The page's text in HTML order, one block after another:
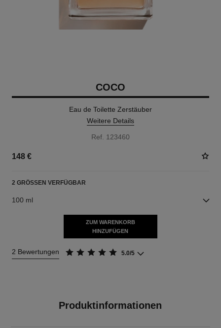
COCO
Eau de Toilette Zerstäuber
Weitere Details
Ref. 123460
148 €
2 GRÖSSEN VERFÜGBAR
100 ml
ZUM WARENKORB
HINZUFÜGEN
2 Bewertungen 5.0/5
Produktinformationen